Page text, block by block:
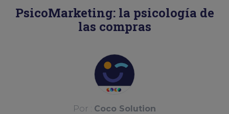
PsicoMarketing: la psicología de
las compras
Por : Coco Solution